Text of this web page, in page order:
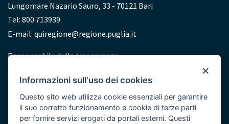
Lungomare Nazario Sauro, 33 - 70121 Bari
Tel: 800 713939
E-mail: quiregione@regione.puglia.it
Redazione
Responsabile della trasparenza
Accessibilità
×
Informazioni sull'uso dei cookies
Questo sito web utilizza cookie essenziali per garantire
il suo corretto funzionamento e cookie di terze parti
per fornire servizi erogati da portali esterni. Questi